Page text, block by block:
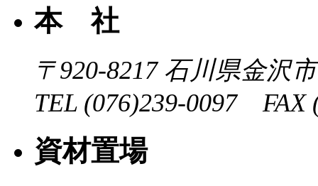
本 社
〒920-8217 石川県金沢
TEL (076)239-0097 FAX
資材置場